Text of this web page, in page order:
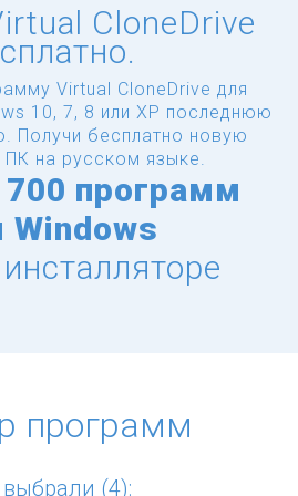
CloneDrive
Virtual CloneDrive для
10, 7, 8 или XP последнюю
Получи бесплатно новую
на русском языке.
700 программ
Windows
программ
(4):